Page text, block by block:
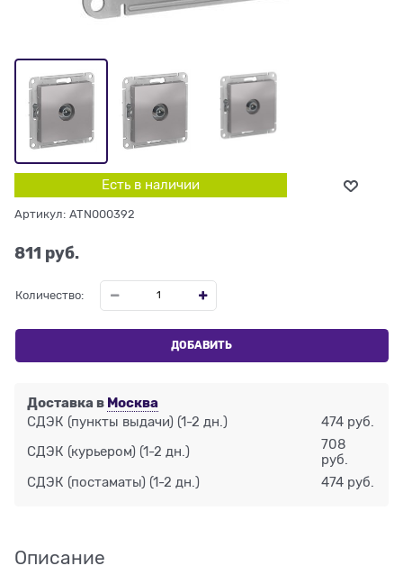
Есть в наличии
Артикул: ATN000392
811 руб.
Количество:
ДОБАВИТЬ
Доставка в Москва
СДЭК (пункты выдачи) (1-2 дн.) 474 руб.
СДЭК (курьером) (1-2 дн.)
708
руб.
СДЭК (постаматы) (1-2 дн.) 474 руб.
Описание